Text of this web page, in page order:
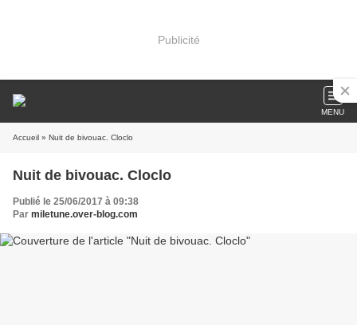
Publicité
MENU
Accueil » Nuit de bivouac. Cloclo
Nuit de bivouac. Cloclo
Publié le 25/06/2017 à 09:38
Par miletune.over-blog.com